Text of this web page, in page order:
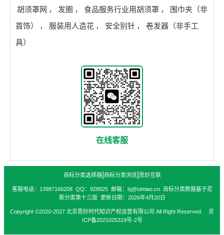
胡须罩网 ， 发圈 ， 食品服务行业用胡须罩 ，
围巾夹（非
首饰）
， 服装用人造花 ， 安全别针 ，
卷发器（非手工
具）
在线客服
商标分类选择器| 商标分类浏览| 思妙互联
客服电话：13987166208 QQ：928925 邮箱：bj@simiao.cn 商标分类数据基于尼
斯分类第十三版 更新日期：2026年4月20日
Copyright ©2020-2027 北京思妙时代知识产权运营有限公司 All Right Reserved. 京
ICP备2021025319号-2号